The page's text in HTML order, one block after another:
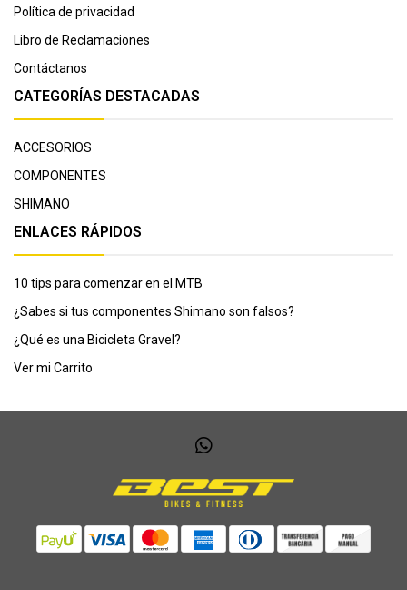
Política de privacidad
Libro de Reclamaciones
Contáctanos
CATEGORÍAS DESTACADAS
ACCESORIOS
COMPONENTES
SHIMANO
ENLACES RÁPIDOS
10 tips para comenzar en el MTB
¿Sabes si tus componentes Shimano son falsos?
¿Qué es una Bicicleta Gravel?
Ver mi Carrito